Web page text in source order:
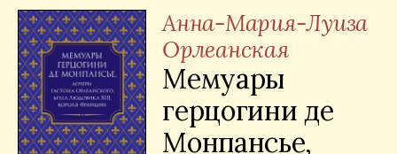
Анна-Мария-Луиза
Орлеанская
Мемуары
герцогини де
Монпансье,